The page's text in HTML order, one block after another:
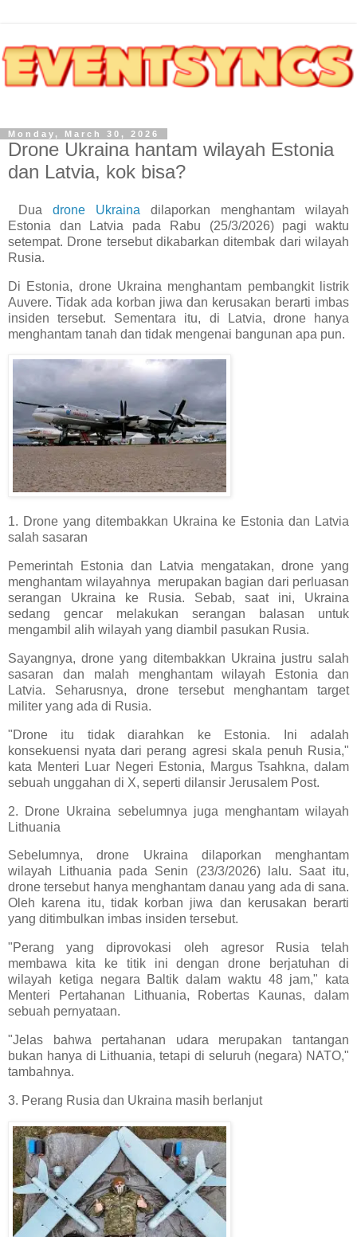
Monday, March 30, 2026
Drone Ukraina hantam wilayah Estonia
dan Latvia, kok bisa?
Dua drone Ukraina dilaporkan menghantam wilayah
Estonia dan Latvia pada Rabu (25/3/2026) pagi waktu
setempat. Drone tersebut dikabarkan ditembak dari wilayah
Rusia.
Di Estonia, drone Ukraina menghantam pembangkit listrik
Auvere. Tidak ada korban jiwa dan kerusakan berarti imbas
insiden tersebut. Sementara itu, di Latvia, drone hanya
menghantam tanah dan tidak mengenai bangunan apa pun.
1. Drone yang ditembakkan Ukraina ke Estonia dan Latvia
salah sasaran
Pemerintah Estonia dan Latvia mengatakan, drone yang
menghantam wilayahnya merupakan bagian dari perluasan
serangan Ukraina ke Rusia. Sebab, saat ini, Ukraina
sedang gencar melakukan serangan balasan untuk
mengambil alih wilayah yang diambil pasukan Rusia.
Sayangnya, drone yang ditembakkan Ukraina justru salah
sasaran dan malah menghantam wilayah Estonia dan
Latvia. Seharusnya, drone tersebut menghantam target
militer yang ada di Rusia.
"Drone itu tidak diarahkan ke Estonia. Ini adalah
konsekuensi nyata dari perang agresi skala penuh Rusia,"
kata Menteri Luar Negeri Estonia, Margus Tsahkna, dalam
sebuah unggahan di X, seperti dilansir Jerusalem Post.
2. Drone Ukraina sebelumnya juga menghantam wilayah
Lithuania
Sebelumnya, drone Ukraina dilaporkan menghantam
wilayah Lithuania pada Senin (23/3/2026) lalu. Saat itu,
drone tersebut hanya menghantam danau yang ada di sana.
Oleh karena itu, tidak korban jiwa dan kerusakan berarti
yang ditimbulkan imbas insiden tersebut.
"Perang yang diprovokasi oleh agresor Rusia telah
membawa kita ke titik ini dengan drone berjatuhan di
wilayah ketiga negara Baltik dalam waktu 48 jam," kata
Menteri Pertahanan Lithuania, Robertas Kaunas, dalam
sebuah pernyataan.
"Jelas bahwa pertahanan udara merupakan tantangan
bukan hanya di Lithuania, tetapi di seluruh (negara) NATO,"
tambahnya.
3. Perang Rusia dan Ukraina masih berlanjut